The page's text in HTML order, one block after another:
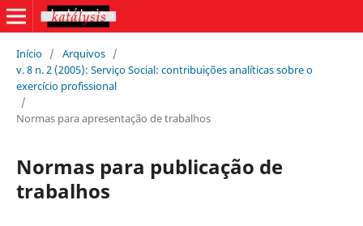
Início / Arquivos /
v. 8 n. 2 (2005): Serviço Social: contribuições analíticas sobre o
exercício profissional
/
Normas para apresentação de trabalhos
Normas para publicação de
trabalhos